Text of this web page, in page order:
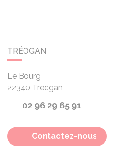
TRÉOGAN
Le Bourg
22340 Treogan
02 96 29 65 91
Contactez-nous